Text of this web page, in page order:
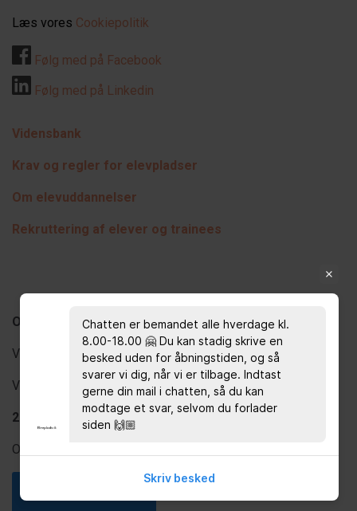
Læs vores Cookiepolitik
Følg med på Facebook
Følg med på Linkedin
Vidensbank
Krav og regler for elevpladser
Om elevuddannelser
Rekruttering af elever og trainees
Om Elevplads.dk
Vi er Danmarks førende formidler af elev- og lærepladser.
Vi har 1.500.000+annonceeksponeringer om måneden.
200.000+ læsninger af stillingsopslag om måneden.
Og
Chatten er bemandet alle hverdage kl.
8.00-18.00 🤗 Du kan stadig skrive en
besked uden for åbningstiden, og så
svarer vi dig, når vi er tilbage. Indtast
gerne din mail i chatten, så du kan
modtage et svar, selvom du forlader
siden 🙌🏼
Skriv besked